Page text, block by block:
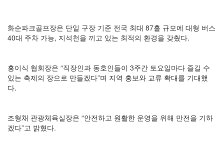
화순파크골프장은 단일 구장 기준 전국 최대 87홀 규모에 대형 버스
40대 주차 가능, 지석천을 끼고 있는 최적의 환경을 갖췄다.
홍이식 협회장은 “직장인과 동호인들이 3주간 토요일마다 즐길 수
있는 축제의 장으로 만들겠다”며 지역 홍보와 교류 확대를 기대했
다.
조형채 관광체육실장은 “안전하고 원활한 운영을 위해 만전을 기하
겠다”고 밝혔다.